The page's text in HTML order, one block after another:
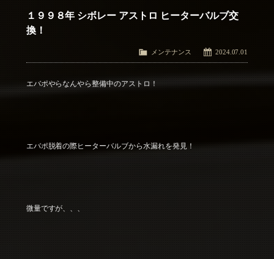
１９９８年 シボレー アストロ ヒーターバルブ交
換！
2024.07.01
メンテナンス
エバポやらなんやら整備中のアストロ！
エバポ脱着の際ヒーターバルブから水漏れを発見！
微量ですが、、、